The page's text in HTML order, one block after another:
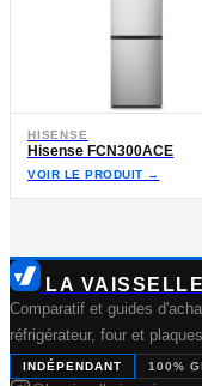
HISENSE
Hisense FCN300ACE
VOIR LE PRODUIT →
LA
Comparatif et guides
réfrigérateur, four et
INDÉPENDANT 100%